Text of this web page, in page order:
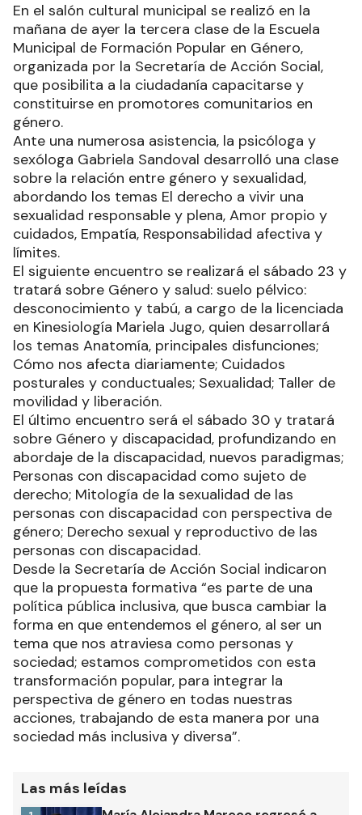
En el salón cultural municipal se realizó en la
mañana de ayer la tercera clase de la Escuela
Municipal de Formación Popular en Género,
organizada por la Secretaría de Acción Social,
que posibilita a la ciudadanía capacitarse y
constituirse en promotores comunitarios en
género.
Ante una numerosa asistencia, la psicóloga y
sexóloga Gabriela Sandoval desarrolló una clase
sobre la relación entre género y sexualidad,
abordando los temas El derecho a vivir una
sexualidad responsable y plena, Amor propio y
cuidados, Empatía, Responsabilidad afectiva y
límites.
El siguiente encuentro se realizará el sábado 23 y
tratará sobre Género y salud: suelo pélvico:
desconocimiento y tabú, a cargo de la licenciada
en Kinesiología Mariela Jugo, quien desarrollará
los temas Anatomía, principales disfunciones;
Cómo nos afecta diariamente; Cuidados
posturales y conductuales; Sexualidad; Taller de
movilidad y liberación.
El último encuentro será el sábado 30 y tratará
sobre Género y discapacidad, profundizando en
abordaje de la discapacidad, nuevos paradigmas;
Personas con discapacidad como sujeto de
derecho; Mitología de la sexualidad de las
personas con discapacidad con perspectiva de
género; Derecho sexual y reproductivo de las
personas con discapacidad.
Desde la Secretaría de Acción Social indicaron
que la propuesta formativa “es parte de una
política pública inclusiva, que busca cambiar la
forma en que entendemos el género, al ser un
tema que nos atraviesa como personas y
sociedad; estamos comprometidos con esta
transformación popular, para integrar la
perspectiva de género en todas nuestras
acciones, trabajando de esta manera por una
sociedad más inclusiva y diversa”.
Las más leídas